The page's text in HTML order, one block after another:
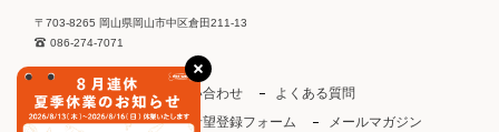
〒703-8265 岡山県岡山市中区倉田211-13
086-274-7071
ご利用ガイド お問い合わせ
よくある質問
取り扱い店
お取引希望登録フォーム
メールマガジン